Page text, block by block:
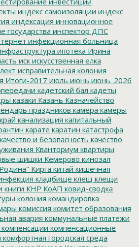
индекс самоизоляции индекс
индексация инновационное
государства инспектор ДПС
инфекционная больница
ипотека Ирина
иск искусственная елка
исправительная колония
Итоги-2017 июль июнь июнь_2026
кадетский бал кадеты
казаки Казань Казначейство
праздников камера камеры
канализация капитальный
карате каратин катастрофа
качество и безопасность качество
Кванториум квартиры
шишки Кемерово кинозал
Кирга китай кишечная
кладбище клещ клещи
книги КНР КоАП ковид-сводка
колония командировка
комиссия комитет образования
авария коммунальные платежи
компенсации компенсационные
комфортная городская среда